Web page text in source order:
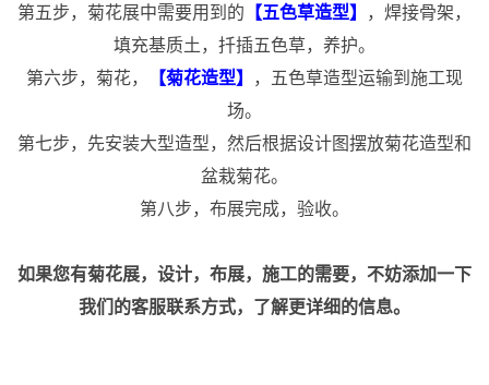
第五步，菊花展中需要用到的 【五色草造型】
，焊接骨架，
填充基质土，扦插五色草，养护。
第六步，菊花，
【菊花造型】
，五色草造型运输到施工现
场。
第七步，先安装大型造型，然后根据设计图摆放菊花造型和
盆栽菊花。
第八步，布展完成，验收。
如果您有菊花展，设计，布展，施工的需要，不妨添加一下
我们的客服联系方式，了解更详细的信息。